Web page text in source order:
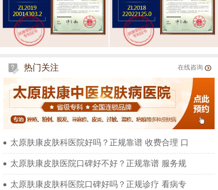
热门关注 在线咨询
太原肤康皮肤科医院好吗？正规靠谱 收费合理 口
太原肤康皮肤医院口碑好不好？正规靠谱 服务规
太原肤康皮肤科医院口碑好吗？正规诊疗 看病专